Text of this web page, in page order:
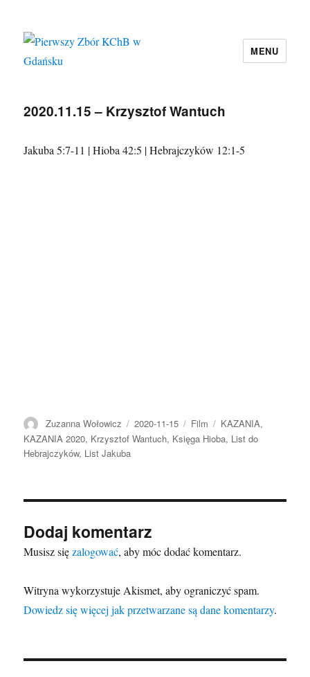
MENU
2020.11.15 – Krzysztof Wantuch
Jakuba 5:7-11 | Hioba 42:5 | Hebrajczyków 12:1-5
Autor
Zuzanna Wołowicz
Data
publikacji
2020-11-15 Format
Film Kategorie
KAZANIA,
KAZANIA 2020, Krzysztof Wantuch, Księga Hioba, List do
Hebrajczyków, List Jakuba
Dodaj komentarz
Musisz sięzalogować, aby móc dodać komentarz.
Witryna wykorzystuje Akismet, aby ograniczyć spam.
Dowiedz się więcej jak przetwarzane są dane komentarzy.